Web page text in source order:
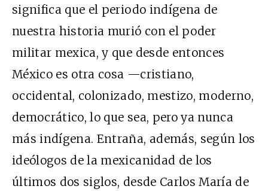
significa que el periodo indígena de
nuestra historia murió con el poder
militar mexica, y que desde entonces
México es otra cosa —cristiano,
occidental, colonizado, mestizo, moderno,
democrático, lo que sea, pero ya nunca
más indígena. Entraña, además, según los
ideólogos de la mexicanidad de los
últimos dos siglos, desde Carlos María de